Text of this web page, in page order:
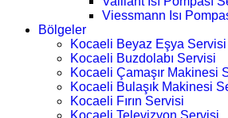
Viessmann Isı
Bölgeler
Kocaeli Beyaz Eşya Servisi
Kocaeli Buzdolabı Servisi
Kocaeli Çamaşır Makinesi
Kocaeli Bulaşık Makinesi
Kocaeli Fırın Servisi
Kocaeli Televizyon Servisi